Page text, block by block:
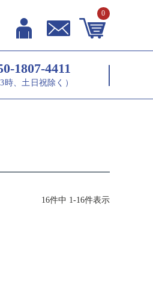
0
1807-4411
時、土日祝除く）
16件中 1 -16件表示